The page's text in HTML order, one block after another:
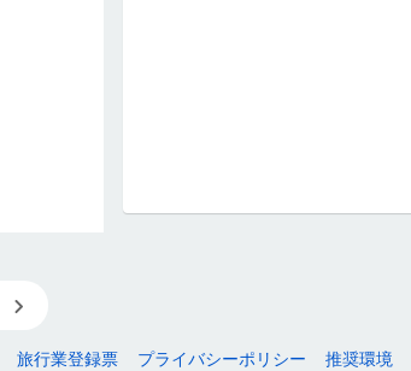
旅行業登録票 プライバシーポリシー 推奨環境